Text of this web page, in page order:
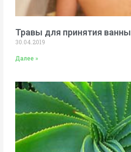
Травы для принятия ванны
30.04.2019
Далее »